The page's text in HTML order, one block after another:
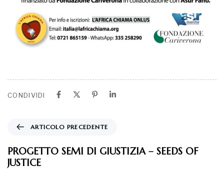
CONDIVIDI
ARTICOLO PRECEDENTE
PROGETTO SEMI DI GIUSTIZIA – SEEDS OF
JUSTICE